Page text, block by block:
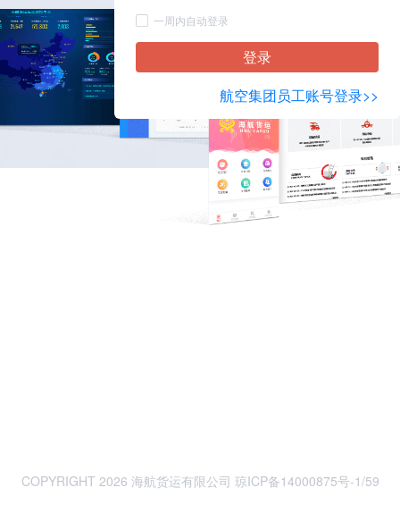
一周内自动登录
登录
航空集团员工账号登录>>
COPYRIGHT 2026 海航货运有限公司 琼ICP备14000875号-1/59